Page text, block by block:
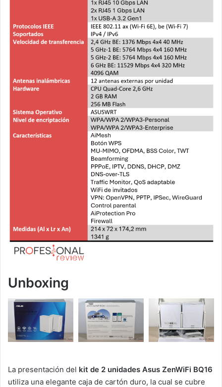
Unboxing
La presentación del kit de 2 unidades Asus ZenWiFi BQ16
utiliza una elegante caja de cartón duro, la cual se cubre